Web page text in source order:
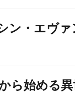
ン・エヴ
ら始める